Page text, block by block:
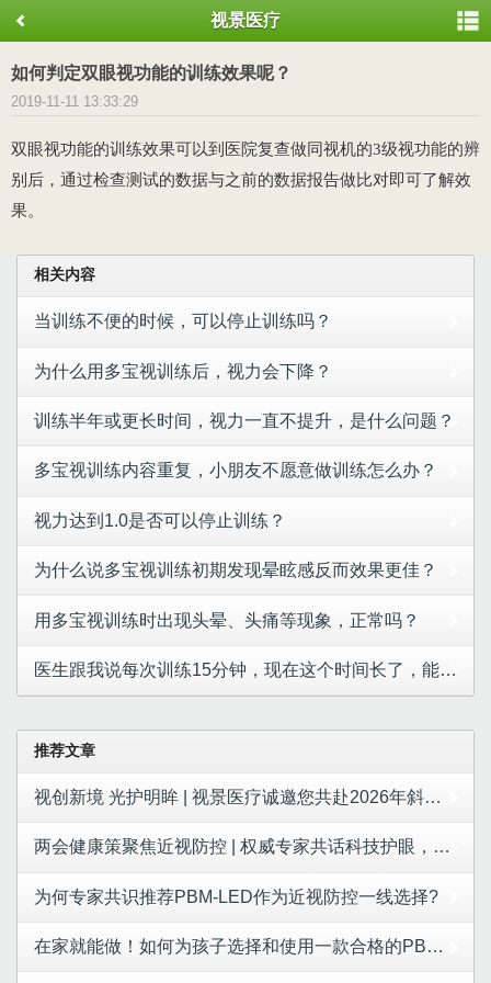
视景医疗
如何判定双眼视功能的训练效果呢？
2019-11-11 13:33:29
双眼视功能的训练效果可以到医院复查做同视机的3级视功能的辨
别后，通过检查测试的数据与之前的数据报告做比对即可了解效
果。
相关内容
当训练不便的时候，可以停止训练吗？
为什么用多宝视训练后，视力会下降？
训练半年或更长时间，视力一直不提升，是什么问题？
多宝视训练内容重复，小朋友不愿意做训练怎么办？
视力达到1.0是否可以停止训练？
为什么说多宝视训练初期发现晕眩感反而效果更佳？
用多宝视训练时出现头晕、头痛等现象，正常吗？
医生跟我说每次训练15分钟，现在这个时间长了，能帮我缩短吗?
推荐文章
视创新境 光护明眸 | 视景医疗诚邀您共赴2026年斜视与小儿眼科学术大会
两会健康策聚焦近视防控 | 权威专家共话科技护眼，视景医疗LED红光成合规防控新选择
为何专家共识推荐PBM-LED作为近视防控一线选择?
在家就能做！如何为孩子选择和使用一款合格的PBM-LED产品